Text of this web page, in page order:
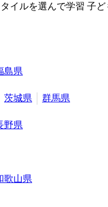
イルを選んで学習 子
島県
茨城県 群馬県
野県
歌山県